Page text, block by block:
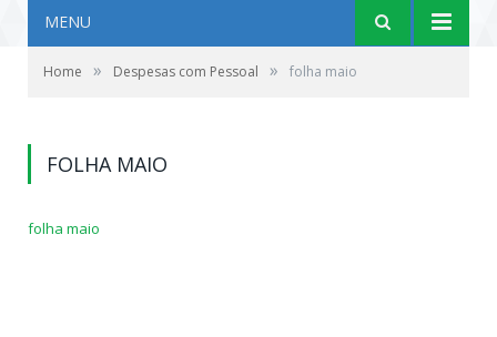
MENU
Home » Despesas com Pessoal » folha maio
FOLHA MAIO
folha maio